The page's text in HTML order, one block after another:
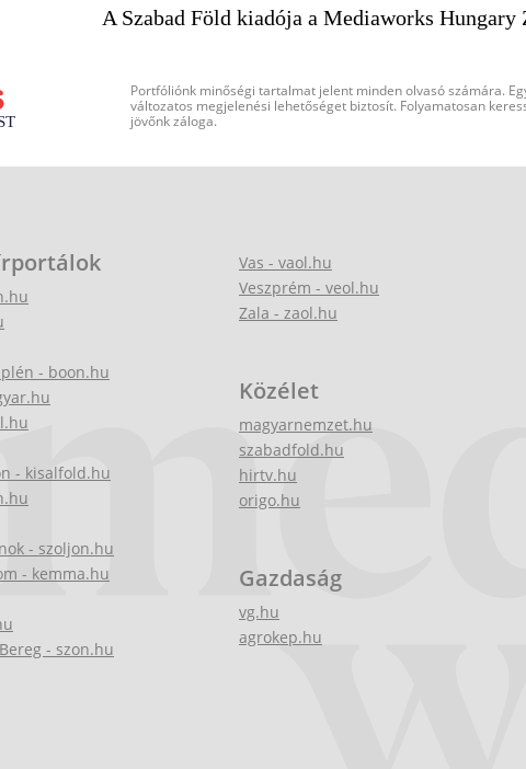
A Szabad Föld kiadója a Mediaworks
Portfóliónk minőségi tartalmat jelent minden olvasó számára.
változatos megjelenési lehetőséget biztosít. Folyamatosan
jövőnk záloga.
- boon.hu
- kisalfold.hu
- szoljon.hu
- kemma.hu
- szon.hu
Vas - vaol.hu
Veszprém - veol.hu
Zala - zaol.hu
Közélet
magyarnemzet.hu
szabadfold.hu
hirtv.hu
origo.hu
Gazdaság
vg.hu
agrokep.hu